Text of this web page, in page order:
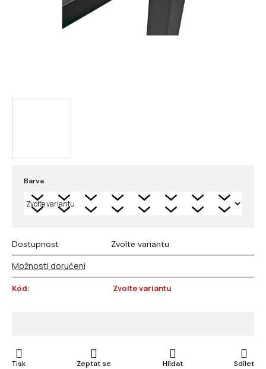
Barva
Dostupnost Zvolte variantu
Možnosti doručení
Kód: Zvolte variantu
Tisk Zeptat se Hlídat Sdílet